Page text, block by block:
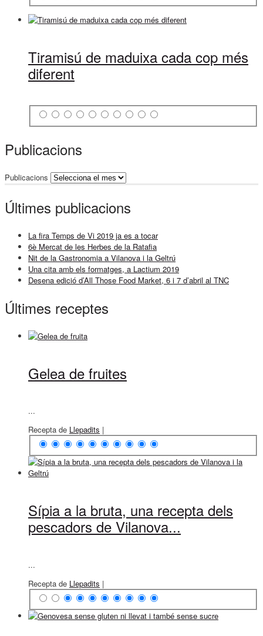
Tiramisú de maduixa cada cop més
diferent
Publicacions
Publicacions
Últimes publicacions
La fira Temps de Vi 2019 ja es a tocar
6è Mercat de les Herbes de la Ratafia
Nit de la Gastronomia a Vilanova i la Geltrú
Una cita amb els formatges, a Lactium 2019
Desena edició d’All Those Food Market, 6 i 7 d’abril al TNC
Últimes receptes
Gelea de fruites
...
Recepta de Llepadits |
Sípia a la bruta, una recepta dels
pescadors de Vilanova...
...
Recepta de Llepadits |